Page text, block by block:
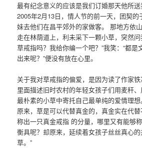
最有纪念意义的应该是我们订婚那天他所
2005年2月13日，情人节的前一天，团契
妹去他们在昌平郊外的家做客。 那地方依
走在林荫道上，利未采下一颗小草，突然
草戒指吗？我给你编一个吧？”我笑：“都是
出来呢？”便没有放在心里。
关于我对草戒指的偏爱，是因为读了作家铁
里面描述旧时农村的年轻女孩子们用麦秆
最朴素的小草中寄托自己最单纯的爱情理
原来，草是可以代替真金的，真金实在代
称出一只真金戒指 的分量，哪里又有能够
衡具呢？却原来，延续着女孩子丝丝真心
草。”